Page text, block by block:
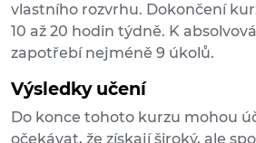
vlastního rozvrhu. Dokončení
10 až 20 hodin týdně. K
zapotřebí nejméně 9 úkolů.
Výsledky učení
Do konce tohoto kurzu mohou
očekávat, že získají široký, ale